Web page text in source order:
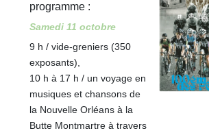
programme :
Samedi 11 octobre
9 h / vide-greniers (350
exposants),
10 h à 17 h / un voyage en
musiques et chansons de
la Nouvelle Orléans à la
Butte Montmartre à travers